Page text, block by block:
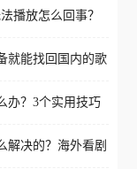
播放怎么回事？
就能找回国内的歌
办？3个实用技巧
解决的？海外看剧